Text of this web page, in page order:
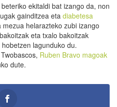
ekitaldi bat izango da, non
gainditzea eta diabetesa
helarazteko zubi izango
eta txalo bakoitzak
lagunduko du.
Ruben Bravo magoak
dute.